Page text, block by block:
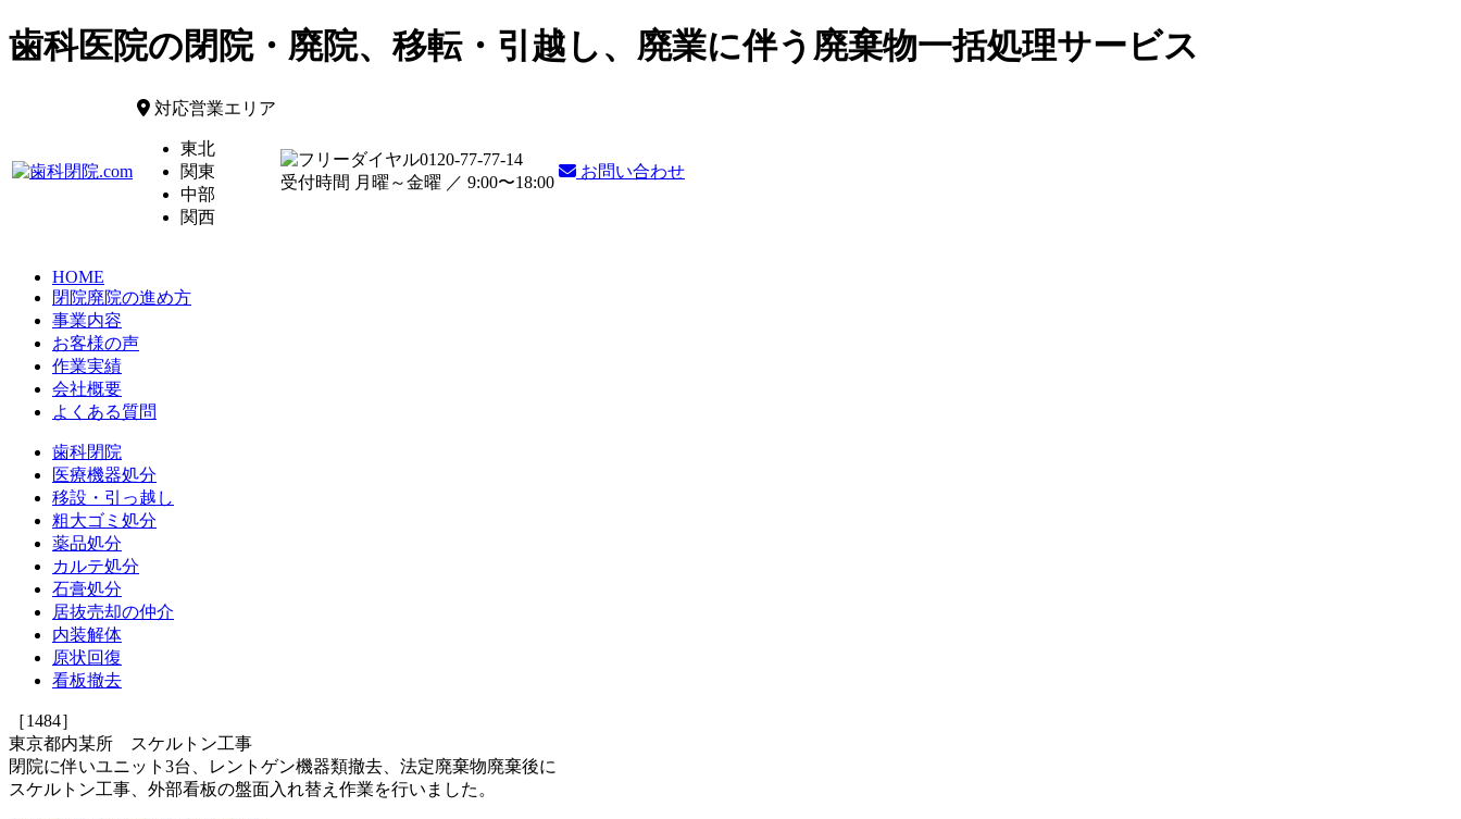
歯科医院の閉院・廃院、移転・引越し、廃業に伴う廃棄物一括処理サービス
対応営業エリア
東北
関東
中部
関西
0120-77-77-14
受付時間 月曜～金曜 ／ 9:00〜18:00
お問い合わせ
HOME
閉院廃院の進め方
事業内容
お客様の声
作業実績
会社概要
よくある質問
歯科閉院
医療機器処分
移設・引っ越し
粗大ゴミ処分
薬品処分
カルテ処分
石膏処分
居抜売却の仲介
内装解体
原状回復
看板撤去
［1484］
東京都内某所 スケルトン工事
閉院に伴いユニット3台、レントゲン機器類撤去、法定廃棄物廃棄後に
スケルトン工事、外部看板の盤面入れ替え作業を行いました。